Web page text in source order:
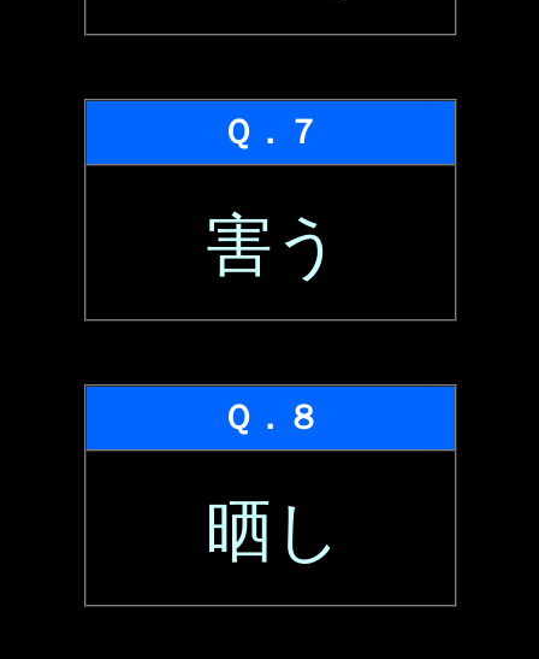
Ｑ．７
害う
Ｑ．８
晒し